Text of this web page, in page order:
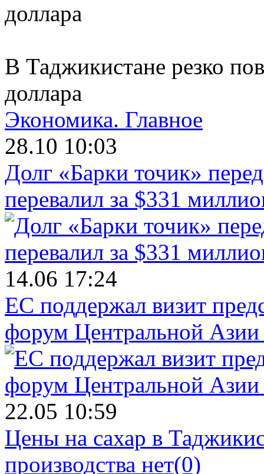
В Таджикистане резко
доллара
Экономика. Главное
28.10 10:03
Долг «Барки точик»
перевалил за $331
14.06 17:24
ЕС поддержал визит
форум Центральной Азии
22.05 10:59
Цены на сахар в
производства нет(0)